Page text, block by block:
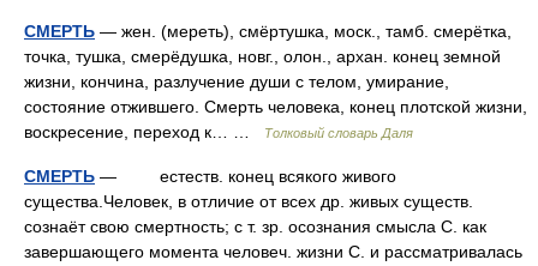
СМЕРТЬ — жен. (мереть), смёртушка, моск., тамб. смерётка,
точка, тушка, смерёдушка, новг., олон., архан. конец земной
жизни, кончина, разлучение души с телом, умирание,
состояние отжившего. Смерть человека, конец плотской жизни,
воскресение, переход к… …
Толковый словарь Даля
СМЕРТЬ — естеств. конец всякого живого
существа.Человек, в отличие от всех др. живых существ.
сознаёт свою смертность; с т. зр. осознания смысла С. как
завершающего момента человеч. жизни С. и рассматривалась